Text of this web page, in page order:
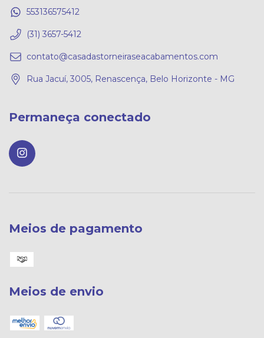
553136575412
(31) 3657-5412
contato@casadastorneiraseacabamentos.com
Rua Jacuí, 3005, Renascença, Belo Horizonte - MG
Permaneça conectado
Meios de pagamento
Meios de envio